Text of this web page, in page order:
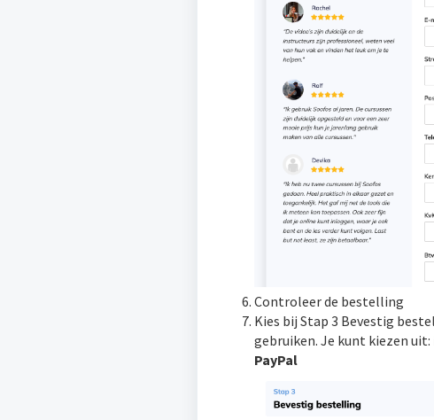
Controleer de bestelling
Kies bij Stap 3 Bevestig
gebruiken. Je kunt kiezen uit:
PayPal